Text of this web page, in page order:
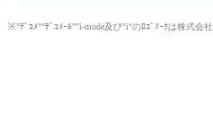
※"ﾃﾞｺﾒ""ﾃﾞｺﾒｰﾙ""i-mode及び"i"のﾛｺﾞﾏｰｸは株式会